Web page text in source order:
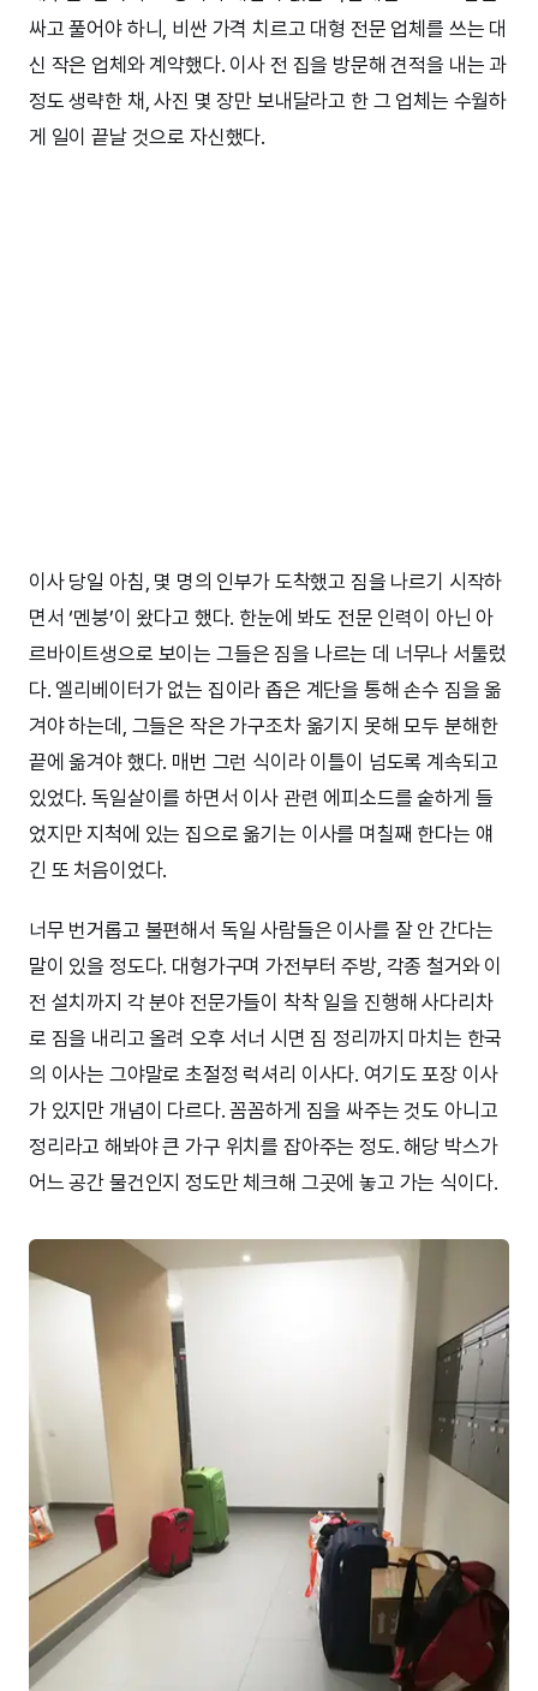
싸고 풀어야 하니, 비싼 가격 치르고 대형 전문 업체를 쓰는 대
신 작은 업체와 계약했다. 이사 전 집을 방문해 견적을 내는 과
정도 생략한 채, 사진 몇 장만 보내달라고 한 그 업체는 수월하
게 일이 끝날 것으로 자신했다.
이사 당일 아침, 몇 명의 인부가 도착했고 짐을 나르기 시작하
면서 ‘멘붕’이 왔다고 했다. 한눈에 봐도 전문 인력이 아닌 아
르바이트생으로 보이는 그들은 짐을 나르는 데 너무나 서툴렀
다. 엘리베이터가 없는 집이라 좁은 계단을 통해 손수 짐을 옮
겨야 하는데, 그들은 작은 가구조차 옮기지 못해 모두 분해한
끝에 옮겨야 했다. 매번 그런 식이라 이틀이 넘도록 계속되고
있었다. 독일살이를 하면서 이사 관련 에피소드를 숱하게 들
었지만 지척에 있는 집으로 옮기는 이사를 며칠째 한다는 얘
긴 또 처음이었다.
너무 번거롭고 불편해서 독일 사람들은 이사를 잘 안 간다는
말이 있을 정도다. 대형가구며 가전부터 주방, 각종 철거와 이
전 설치까지 각 분야 전문가들이 착착 일을 진행해 사다리차
로 짐을 내리고 올려 오후 서너 시면 짐 정리까지 마치는 한국
의 이사는 그야말로 초절정 럭셔리 이사다. 여기도 포장 이사
가 있지만 개념이 다르다. 꼼꼼하게 짐을 싸주는 것도 아니고
정리라고 해봐야 큰 가구 위치를 잡아주는 정도. 해당 박스가
어느 공간 물건인지 정도만 체크해 그곳에 놓고 가는 식이다.